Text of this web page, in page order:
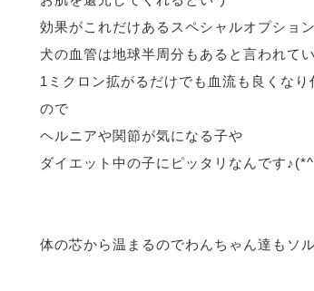
効果がこれだけあるスペシャルオプショ
犬の血管は地球半周分もあると言われてい
1ミクロン拡がるだけでも血流も良くなり
ので
ヘルニアや関節が気になる子や
ダイエット中の子にピッタリなんです
体の芯から温まるのでわんちゃん達もソ